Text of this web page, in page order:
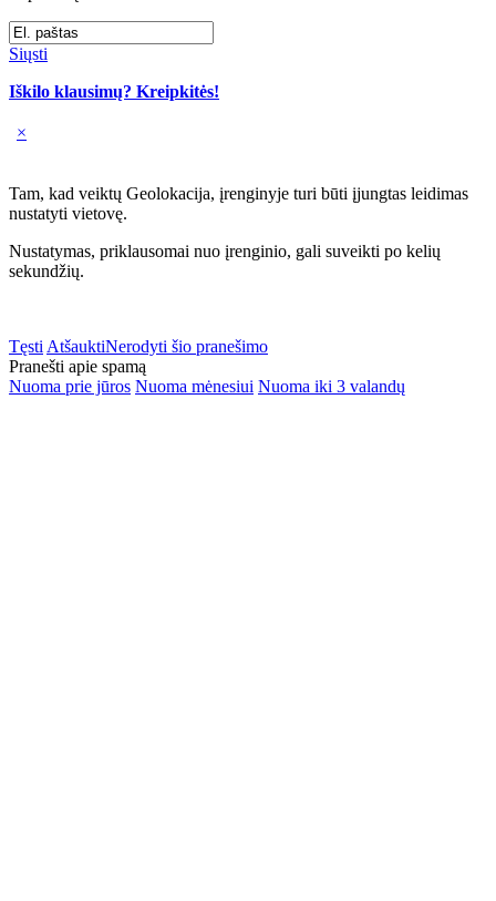
Siųsti
Iškilo klausimų? Kreipkitės!
×
Tam, kad veiktų Geolokacija, įrenginyje turi būti įjungtas leidimas
nustatyti vietovę.
Nustatymas, priklausomai nuo įrenginio, gali suveikti po kelių
sekundžių.
Tęsti AtšauktiNerodyti šio pranešimo
Pranešti apie spamą
Nuoma prie jūros Nuoma mėnesiui Nuoma iki 3 valandų